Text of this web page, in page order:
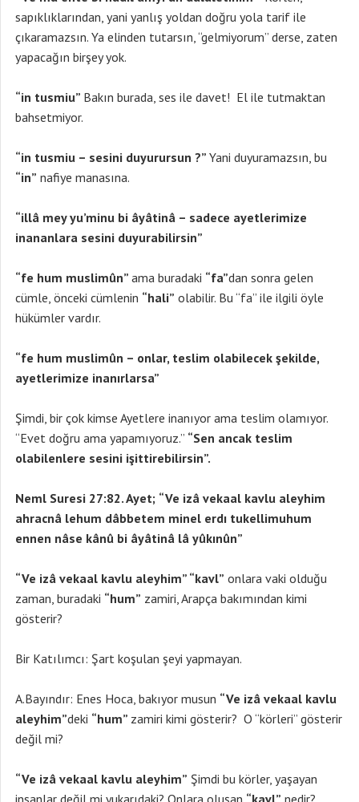
sapıklıklarından, yani yanlış yoldan doğru yola tarif ile
çıkaramazsın. Ya elinden tutarsın, “gelmiyorum” derse, zaten
yapacağın birşey yok.
“in tusmiu” Bakın burada, ses ile davet! El ile tutmaktan
bahsetmiyor.
“in tusmiu – sesini duyurursun ?” Yani duyuramazsın, bu
“in” nafiye manasına.
“illâ mey yu’minu bi âyâtinâ – sadece ayetlerimize
inananlara sesini duyurabilirsin”
“fe hum muslimûn” ama buradaki “fa”dan sonra gelen
cümle, önceki cümlenin “hali” olabilir. Bu “fa” ile ilgili öyle
hükümler vardır.
“fe hum muslimûn – onlar, teslim olabilecek şekilde,
ayetlerimize inanırlarsa”
Şimdi, bir çok kimse Ayetlere inanıyor ama teslim olamıyor.
“Evet doğru ama yapamıyoruz.” “Sen ancak teslim
olabilenlere sesini işittirebilirsin”.
Neml Suresi 27:82. Ayet; “Ve izâ vekaal kavlu aleyhim
ahracnâ lehum dâbbetem minel erdı tukellimuhum
ennen nâse kânû bi âyâtinâ lâ yûkınûn”
“Ve izâ vekaal kavlu aleyhim” “kavl” onlara vaki olduğu
zaman, buradaki “hum” zamiri, Arapça bakımından kimi
gösterir?
Bir Katılımcı: Şart koşulan şeyi yapmayan.
A.Bayındır: Enes Hoca, bakıyor musun “Ve izâ vekaal kavlu
aleyhim”deki “hum” zamiri kimi gösterir? O “körleri” gösterir
değil mi?
“Ve izâ vekaal kavlu aleyhim” Şimdi bu körler, yaşayan
insanlar değil mi yukarıdaki? Onlara oluşan “kavl” nedir?